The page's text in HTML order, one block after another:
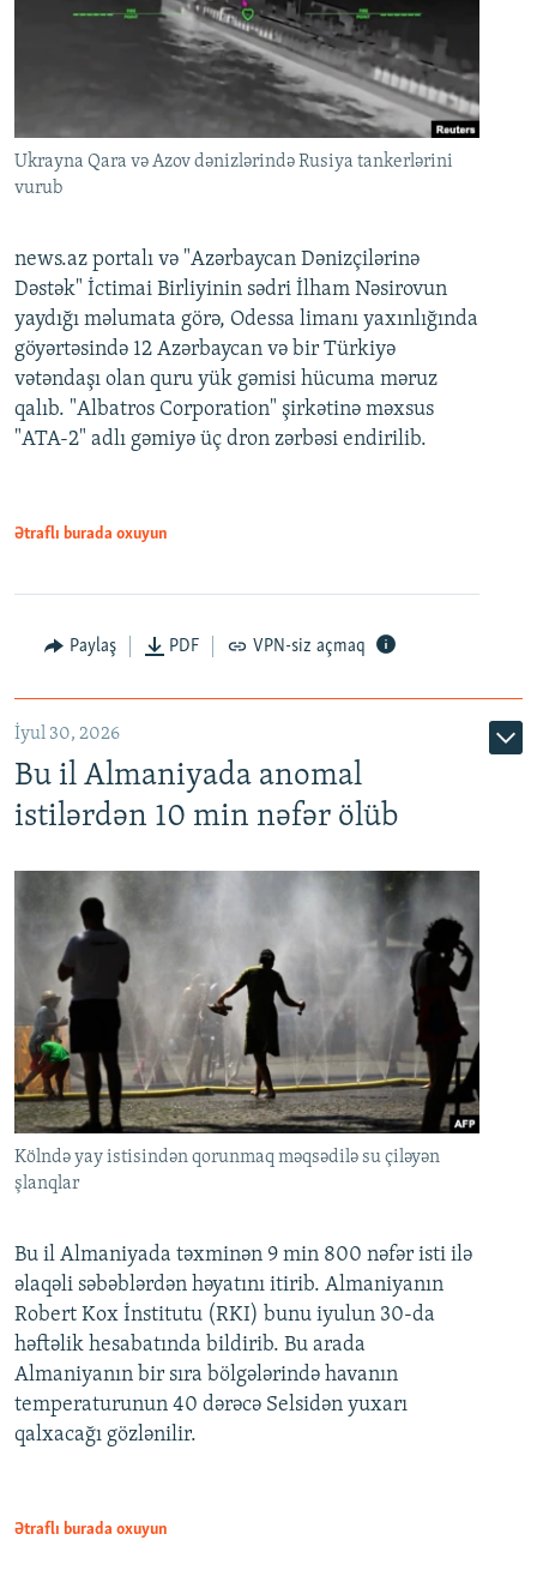
Ukrayna Qara və Azov dənizlərində Rusiya tankerlərini
vurub
news.az portalı və "Azərbaycan Dənizçilərinə
Dəstək" İctimai Birliyinin sədri İlham Nəsirovun
yaydığı məlumata görə, Odessa limanı yaxınlığında
göyərtəsində 12 Azərbaycan və bir Türkiyə
vətəndaşı olan quru yük gəmisi hücuma məruz
qalıb. "Albatros Corporation" şirkətinə məxsus
"ATA-2" adlı gəmiyə üç dron zərbəsi endirilib.
Ətraflı burada oxuyun
Paylaş PDF VPN-siz açmaq
İyul 30, 2026
Bu il Almaniyada anomal
istilərdən 10 min nəfər ölüb
Kölndə yay istisindən qorunmaq məqsədilə su çiləyən
şlanqlar
Bu il Almaniyada təxminən 9 min 800 nəfər isti ilə
əlaqəli səbəblərdən həyatını itirib. Almaniyanın
Robert Kox İnstitutu (RKI) bunu iyulun 30-da
həftəlik hesabatında bildirib. Bu arada
Almaniyanın bir sıra bölgələrində havanın
temperaturunun 40 dərəcə Selsidən yuxarı
qalxacağı gözlənilir.
Ətraflı burada oxuyun